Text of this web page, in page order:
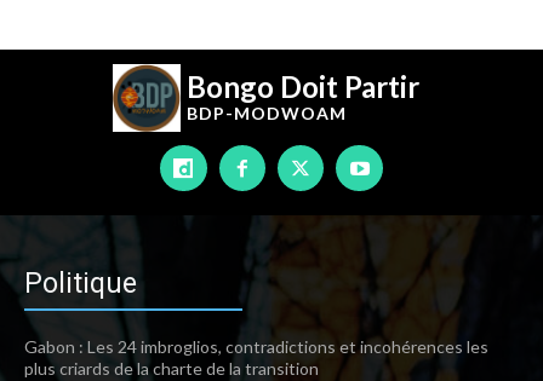
Bongo Doit Partir
BDP-MODWOAM
Politique
Gabon : Les 24 imbroglios, contradictions et incohérences les
plus criards de la charte de la transition